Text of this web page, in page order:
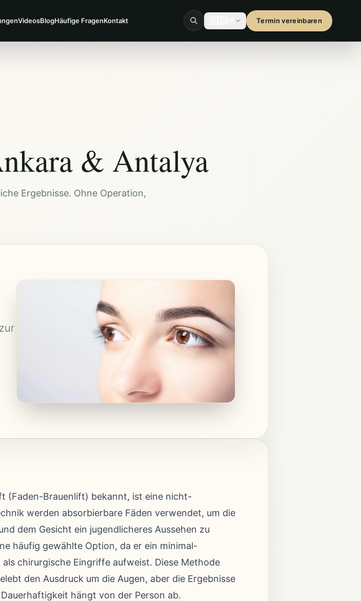
VideosBlogHäufige FragenKontakt Termin vereinbaren
& Antalya
Ergebnisse. Ohne Operation,
(Faden-Brauenlift) bekannt, ist eine nicht-
werden absorbierbare Fäden verwendet, um die
dem Gesicht ein jugendlicheres Aussehen zu
häufig gewählte Option, da er ein minimal-
chirurgische Eingriffe aufweist. Diese Methode
den Ausdruck um die Augen, aber die Ergebnisse
hängt von der Person ab.